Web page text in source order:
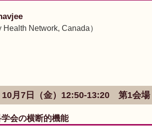
Health Network, Canada）
月7日（金）12:50-13:20 第1会場
会の横断的機能